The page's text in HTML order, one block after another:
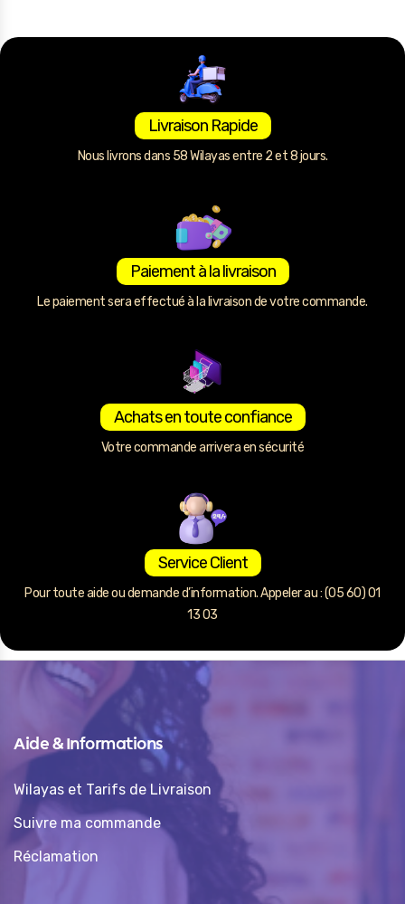
Livraison Rapide
Nous livrons dans 58 Wilayas entre 2 et 8 jours.
Paiement à la livraison
Le paiement sera effectué à la livraison de votre commande.
Achats en toute confiance
Votre commande arrivera en sécurité
Service Client
Pour toute aide ou demande d’information. Appeler au : (05 60) 01
13 03
Aide & Informations
Wilayas et Tarifs de Livraison
Suivre ma commande
Réclamation